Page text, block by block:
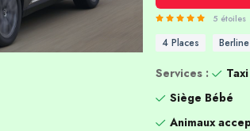
5 étoiles
4 Places Berline
Services :
Siège Bébé
Animaux